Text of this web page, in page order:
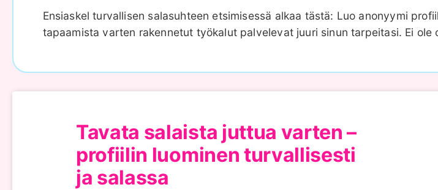
Ensiaskel turvallisen salasuhteen etsimisessä alkaa tästä: Luo anonyymi
tapaamista varten rakennetut työkalut palvelevat juuri sinun tarpeitasi. Ei
Tavata salaista juttua varten –
profiilin luominen turvallisesti
ja salassa